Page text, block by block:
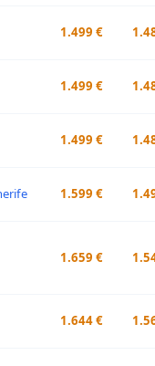
1.499 €
1.499 €
1.499 €
1.599 €
1.659 €
1.644 €